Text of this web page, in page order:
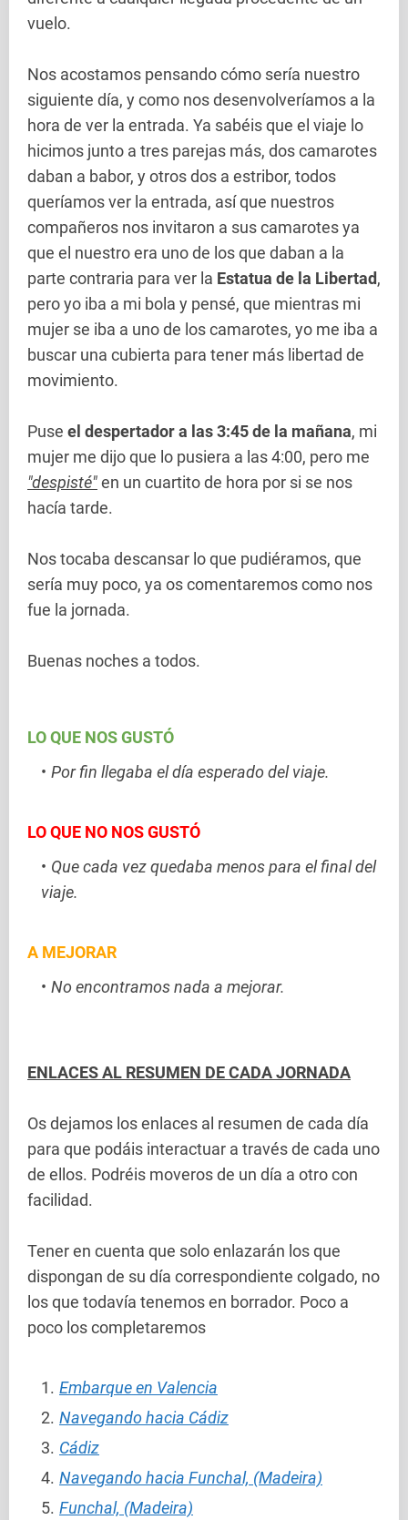
vuelo.
Nos acostamos pensando cómo sería nuestro
siguiente día, y como nos desenvolveríamos a la
hora de ver la entrada. Ya sabéis que el viaje lo
hicimos junto a tres parejas más, dos camarotes
daban a babor, y otros dos a estribor, todos
queríamos ver la entrada, así que nuestros
compañeros nos invitaron a sus camarotes ya
que el nuestro era uno de los que daban a la
parte contraria para ver la Estatua de la Libertad,
pero yo iba a mi bola y pensé, que mientras mi
mujer se iba a uno de los camarotes, yo me iba a
buscar una cubierta para tener más libertad de
movimiento.
Puse el despertador a las 3:45 de la mañana, mi
mujer me dijo que lo pusiera a las 4:00, pero me
"despisté"en un cuartito de hora por si se nos
hacía tarde.
Nos tocaba descansar lo que pudiéramos, que
sería muy poco, ya os comentaremos como nos
fue la jornada.
Buenas noches a todos.
LO QUE NOS GUSTÓ
Por fin llegaba el día esperado del viaje.
LO QUE NO NOS GUSTÓ
Que cada vez quedaba menos para el final del
viaje.
A MEJORAR
No encontramos nada a mejorar.
ENLACES AL RESUMEN DE CADA JORNADA
Os dejamos los enlaces al resumen de cada día
para que podáis interactuar a través de cada uno
de ellos. Podréis moveros de un día a otro con
facilidad.
Tener en cuenta que solo enlazarán los que
dispongan de su día correspondiente colgado, no
los que todavía tenemos en borrador. Poco a
poco los completaremos
Embarque en Valencia
Navegando hacia Cádiz
Cádiz
Navegando hacia Funchal, (Madeira)
Funchal, (Madeira)